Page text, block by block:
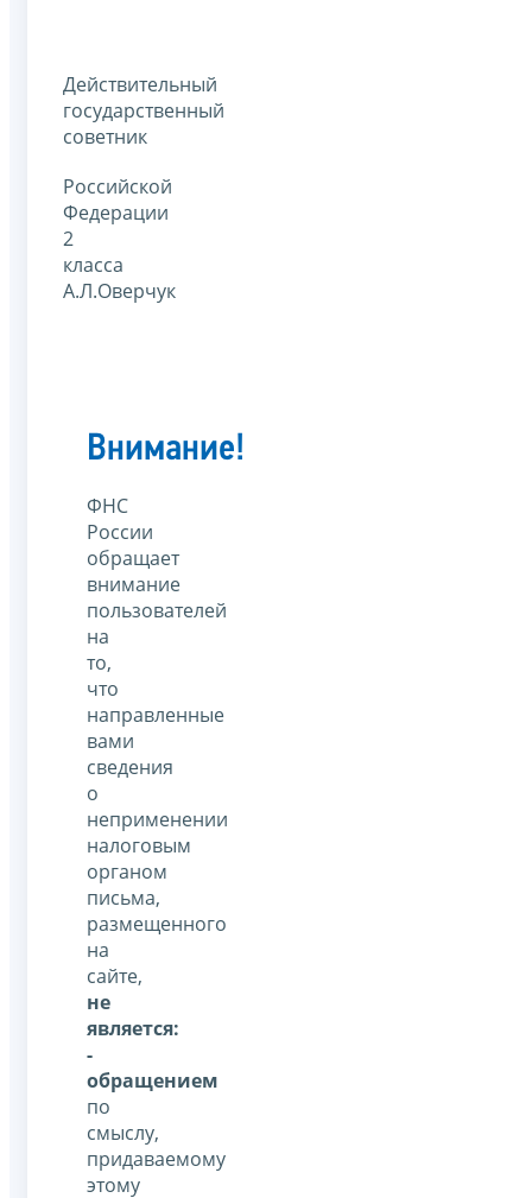
Действительный
государственный
советник
Российской
Федерации
2
А.Л.Оверчук
Внимание!
ФНС
России
обращает
внимание
пользователей
на
то,
что
направленные
вами
сведения
о
неприменении
налоговым
органом
письма,
размещенного
на
сайте,
не
является:
-
обращением
по
смыслу,
придаваемому
этому